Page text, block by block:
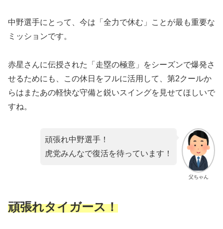
中野選手にとって、今は「全力で休む」ことが最も重要な
ミッションです。
赤星さんに伝授された「走塁の極意」をシーズンで爆発さ
せるためにも、この休日をフルに活用して、第2クールか
らはまたあの軽快な守備と鋭いスイングを見せてほしいで
すね。
父ちゃん
頑張れ中野選手！
虎党みんなで復活を待っています！
頑張れタイガース！